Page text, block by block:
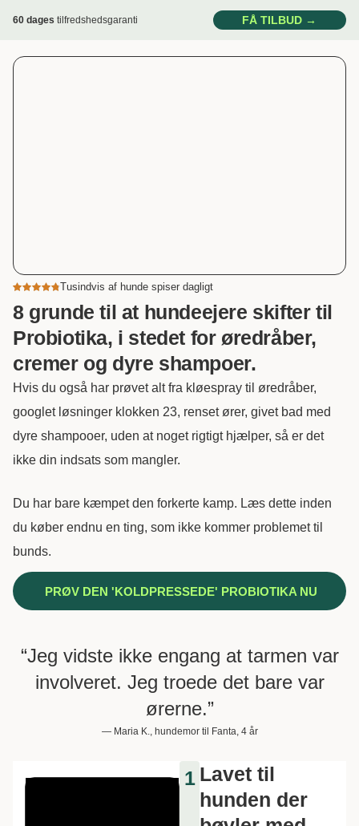
60 dages tilfredshedsgaranti FÅ TILBUD →
Tusindvis af hunde spiser dagligt
8 grunde til at hundeejere skifter til
Probiotika, i stedet for øredråber,
cremer og dyre shampoer.
Hvis du også har prøvet alt fra kløespray til øredråber,
googlet løsninger klokken 23, renset ører, givet bad med
dyre shampooer, uden at noget rigtigt hjælper, så er det
ikke din indsats som mangler.
Du har bare kæmpet den forkerte kamp. Læs dette inden
du køber endnu en ting, som ikke kommer problemet til
bunds.
PRØV DEN 'KOLDPRESSEDE' PROBIOTIKA NU
“Jeg vidste ikke engang at tarmen var
involveret. Jeg troede det bare var
ørerne.”
— Maria K., hundemor til Fanta, 4 år
1 Lavet til
hunden der